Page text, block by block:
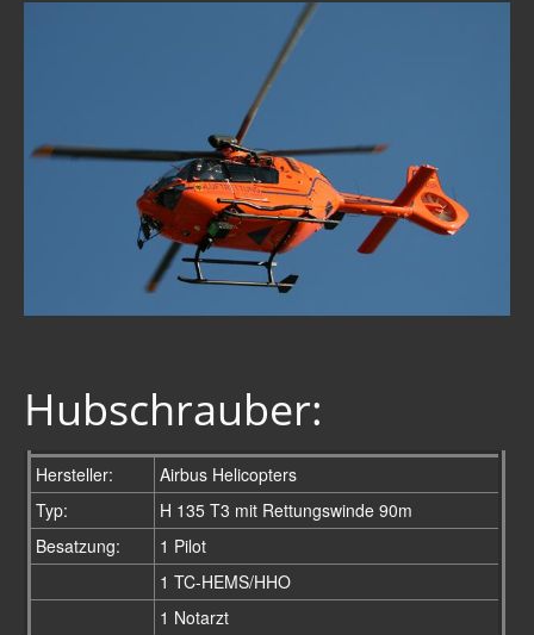
2016
förderverein
kontakt
impressum
Hubschrauber:
Hersteller:
Airbus Helicopters
Typ:
H 135 T3 mit Rettungswinde 90m
Besatzung:
1 Pilot
1 TC-HEMS/HHO
1 Notarzt